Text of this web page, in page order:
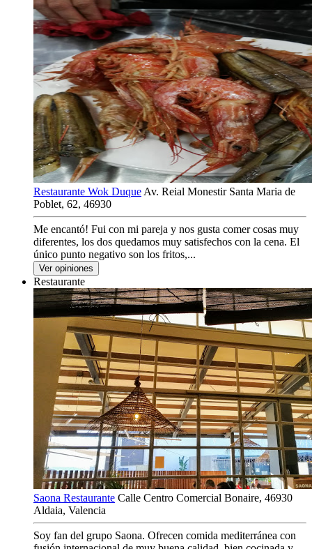
Restaurante Wok Duque Av. Reial Monestir Santa Maria de
Poblet, 62, 46930
Me encantó! Fui con mi pareja y nos gusta comer cosas muy
diferentes, los dos quedamos muy satisfechos con la cena. El
único punto negativo son los fritos,...
Ver opiniones
Restaurante
Saona Restaurante Calle Centro Comercial Bonaire, 46930
Aldaia, Valencia
Soy fan del grupo Saona. Ofrecen comida mediterránea con